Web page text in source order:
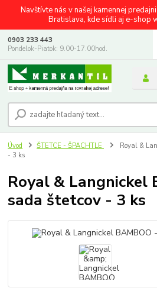
Navštívte nás v našej kamennej
Bratislava, kde sídli aj e-shop
0903 233 443
Pondelok-Piatok: 9.00-17.00hod.
Úvod ŠTETCE - ŠPACHTLE
Royal &
- 3 ks
Royal & Langnickel
sada štetcov - 3 ks